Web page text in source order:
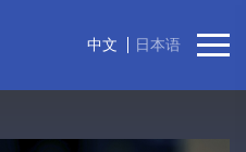
中文 日本语